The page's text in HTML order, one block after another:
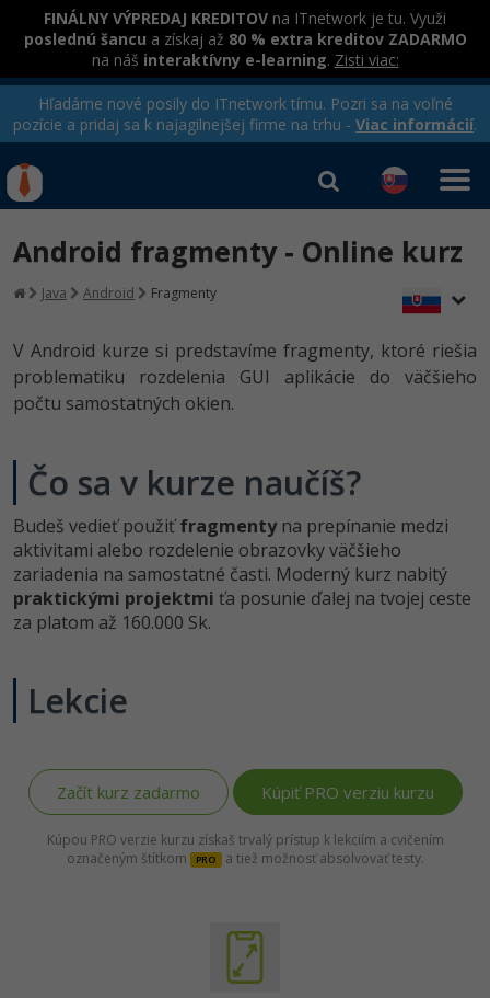
FINÁLNY VÝPREDAJ KREDITOV na ITnetwork je tu. Využi
poslednú šancu a získaj až 80 % extra kreditov ZADARMO
na náš interaktívny e-learning. Zisti viac:
Hľadáme nové posily do ITnetwork tímu. Pozri sa na voľné
pozície a pridaj sa k najagilnejšej firme na trhu - Viac informácií.
Rekvalifikačné kurzy
hradené úradom práce
Ako začať?
Java -80%
C# .NET
Python
JavaScript -80%
PHP -80%
Kotlin -80%
-80%
Prihlásiť sa|Registrovať
Android fragmenty - Online kurz
Java Android Fragmenty
V Android kurze si predstavíme fragmenty, ktoré riešia
problematiku rozdelenia GUI aplikácie do väčšieho
počtu samostatných okien.
Čo sa v kurze naučíš?
Budeš vedieť použiťfragmentyna prepínanie medzi
aktivitami alebo rozdelenie obrazovky väčšieho
zariadenia na samostatné časti. Moderný kurz nabitý
praktickými projektmi ťa posunie ďalej na tvojej ceste
za platom až 160.000 Sk.
Lekcie
Začít kurz zadarmo Kúpiť PRO verziu kurzu
Kúpou PRO verzie kurzu získaš trvalý prístup k lekciím a cvičením
označeným štítkom
PRO a tiež možnosť absolvovať testy.